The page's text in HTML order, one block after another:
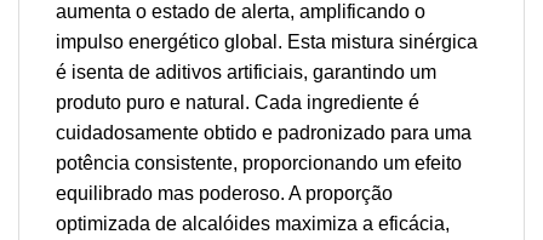
aumenta o estado de alerta, amplificando o
impulso energético global. Esta mistura sinérgica
é isenta de aditivos artificiais, garantindo um
produto puro e natural. Cada ingrediente é
cuidadosamente obtido e padronizado para uma
potência consistente, proporcionando um efeito
equilibrado mas poderoso. A proporção
optimizada de alcalóides maximiza a eficácia,